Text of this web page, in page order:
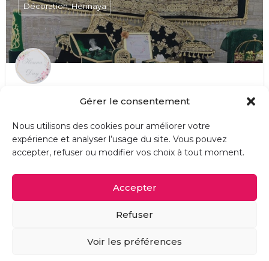
Gérer le consentement
Nous utilisons des cookies pour améliorer votre
expérience et analyser l’usage du site. Vous pouvez
accepter, refuser ou modifier vos choix à tout moment.
Accepter
Refuser
Voir les préférences
Location, décoration de Henna et baptême ou pour toute autre occasion Tenue et prestation de Henna…
30 - Gard, 13 - Bouches-du-Rhône
Décoration, Hennaya